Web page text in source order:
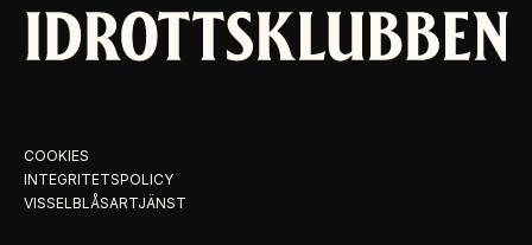
COOKIES
INTEGRITETSPOLICY
VISSELBLÅSARTJÄNST